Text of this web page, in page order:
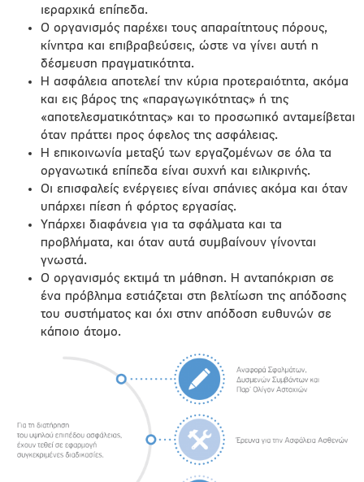
ιεραρχικά επίπεδα.
Ο οργανισμός παρέχει τους απαραίτητους πόρους,
κίνητρα και επιβραβεύσεις, ώστε να γίνει αυτή η
δέσμευση πραγματικότητα.
Η ασφάλεια αποτελεί την κύρια προτεραιότητα, ακόμα
και εις βάρος της «παραγωγικότητας» ή της
«αποτελεσματικότητας» και το προσωπικό ανταμείβεται
όταν πράττει προς όφελος της ασφάλειας.
Η επικοινωνία μεταξύ των εργαζομένων σε όλα τα
οργανωτικά επίπεδα είναι συχνή και ειλικρινής.
Οι επισφαλείς ενέργειες είναι σπάνιες ακόμα και όταν
υπάρχει πίεση ή φόρτος εργασίας.
Υπάρχει διαφάνεια για τα σφάλματα και τα
προβλήματα, και όταν αυτά συμβαίνουν γίνονται
γνωστά.
Ο οργανισμός εκτιμά τη μάθηση. Η ανταπόκριση σε
ένα πρόβλημα εστιάζεται στη βελτίωση της απόδοσης
του συστήματος και όχι στην απόδοση ευθυνών σε
κάποιο άτομο.